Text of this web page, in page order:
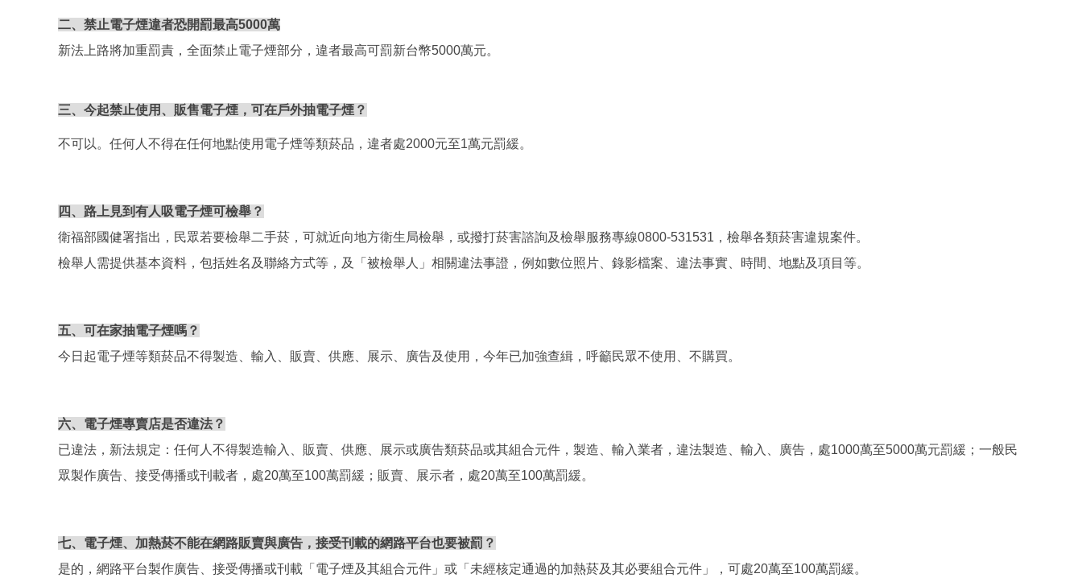
二、禁止電子煙違者恐開罰最高5000萬
新法上路將加重罰責，全面禁止電子煙部分，違者最高可罰新台幣5000萬元。
三、今起禁止使用、販售電子煙，可在戶外抽電子煙？
不可以。任何人不得在任何地點使用電子煙等類菸品，違者處2000元至1萬元罰緩。
四、路上見到有人吸電子煙可檢舉？
衛福部國健署指出，民眾若要檢舉二手菸，可就近向地方衛生局檢舉，或撥打菸害諮詢及檢舉服務專線0800-531531，檢舉各類菸害違規案件。
檢舉人需提供基本資料，包括姓名及聯絡方式等，及「被檢舉人」相關違法事證，例如數位照片、錄影檔案、違法事實、時間、地點及項目等。
五、可在家抽電子煙嗎？
今日起電子煙等類菸品不得製造、輸入、販賣、供應、展示、廣告及使用，今年已加強查緝，呼籲民眾不使用、不購買。
六、電子煙專賣店是否違法？
已違法，新法規定：任何人不得製造輸入、販賣、供應、展示或廣告類菸品或其組合元件，製造、輸入業者，違法製造、輸入、廣告，處1000萬至5000萬元罰緩；一般民
眾製作廣告、接受傳播或刊載者，處20萬至100萬罰緩；販賣、展示者，處20萬至100萬罰緩。
七、電子煙、加熱菸不能在網路販賣與廣告，接受刊載的網路平台也要被罰？
是的，網路平台製作廣告、接受傳播或刊載「電子煙及其組合元件」或「未經核定通過的加熱菸及其必要組合元件」，可處20萬至100萬罰緩。